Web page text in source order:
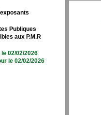
Publiques
aux P.M.R
02/02/2026
le 02/02/2026